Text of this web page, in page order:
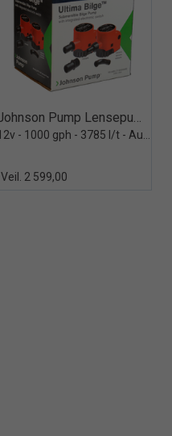
Quick View+ Johnson Pump Lensepumpe Ultima Bilge
Veil. 2 599,00